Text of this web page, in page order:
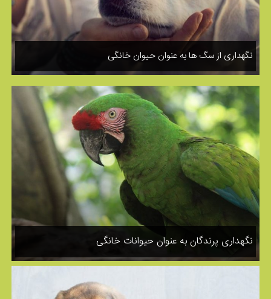
نگهداری از سگ ها به عنوان حیوان خانگی
نگهداری پرندگان به عنوان حیوانات خانگی